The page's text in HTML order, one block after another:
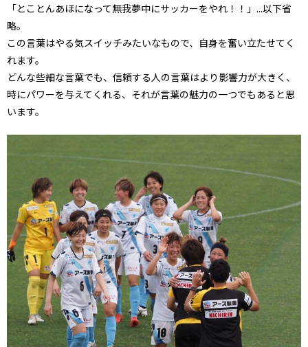
「とことんあほになって無我夢中にサッカーをやれ！！」...以下省
略。
この言葉はやる気スイッチみたいなもので、自身を奮い立たせてく
れます。
どんな些細な言葉でも、信頼する人の言葉はより影響力が大きく、
時にパワーを与えてくれる、それが言葉の魅力の一つでもあると思
います。